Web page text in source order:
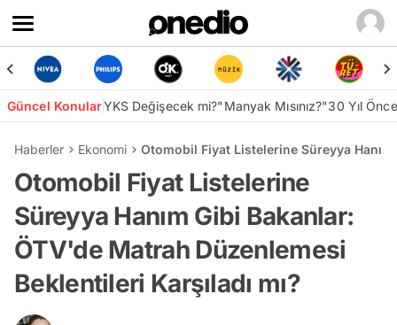
Güncel KonularYKS Değişecek mi?"Manyak Mısınız?"30 Yıl
Haberler Ekonomi Otomobil Fiyat Listelerine Süreyya
Otomobil Fiyat Listelerine
Süreyya Hanım Gibi Bakanlar:
ÖTV'de Matrah Düzenlemesi
Beklentileri Karşıladı mı?